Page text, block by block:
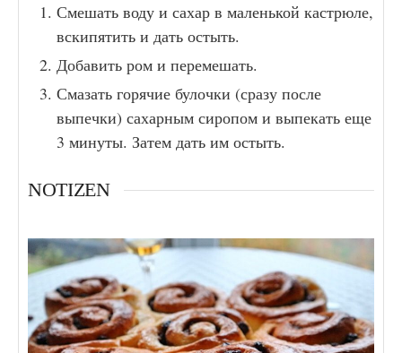
Смешать воду и сахар в маленькой кастрюле,
вскипятить и дать остыть.
Добавить ром и перемешать.
Смазать горячие булочки (сразу после
выпечки) сахарным сиропом и выпекать еще
3 минуты. Затем дать им остыть.
NOTIZEN